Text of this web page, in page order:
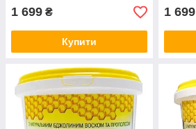
1 699 ₴
Купити
1 699